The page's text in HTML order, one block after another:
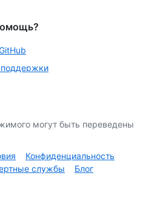
поддержки
могут быть переведены
Конфиденциальность
службы Блог